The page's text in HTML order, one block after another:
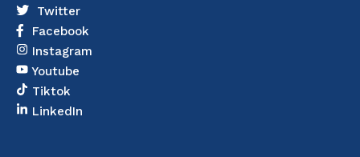
Twitter
Facebook
Instagram
Youtube
Tiktok
LinkedIn